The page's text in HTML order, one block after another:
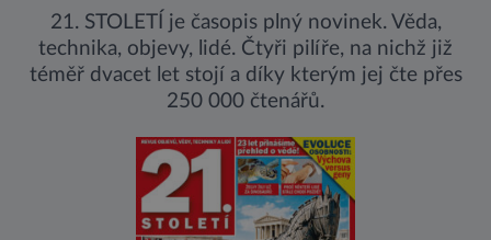
21. STOLETÍ je časopis plný novinek. Věda,
technika, objevy, lidé. Čtyři pilíře, na nichž již
téměř dvacet let stojí a díky kterým jej čte přes
250 000 čtenářů.